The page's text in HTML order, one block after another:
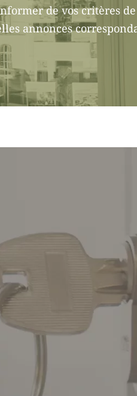
informer de vos critères
annonces